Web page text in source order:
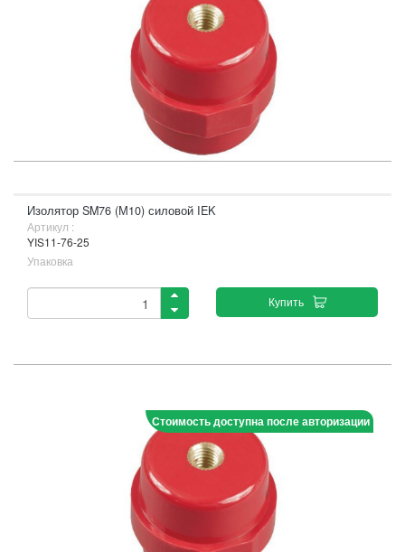
Изолятор SM76 (М10) силовой IEK
Артикул :
YIS11-76-25
Упаковка
Купить
Стоимость доступна после авторизации